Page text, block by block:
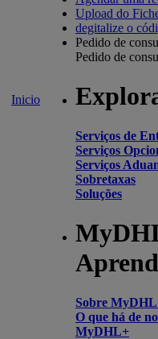
Inicio
Upload do
degitalize o
Pedido de
Pedido de
Serviços de
Serviços
Serviços
Sobretaxas
Soluções
Sobre
O que há de
MyDHL+